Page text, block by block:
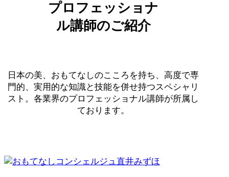
プロフェッショナ
ル講師のご紹介
日本の美、おもてなしのこころを持ち、高度で専
門的、実用的な知識と技能を併せ持つスペシャリ
スト。各業界のプロフェッショナル講師が所属し
ております。